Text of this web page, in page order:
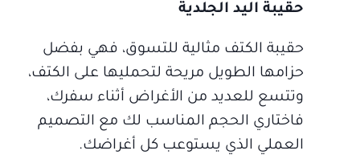
حقيبة اليد الجلدية
حقيبة الكتف مثالية للتسوق، فهي بفضل
حزامها الطويل مريحة لتحمليها على الكتف،
وتتسع للعديد من الأغراض أثناء سفرك،
فاختاري الحجم المناسب لك مع التصميم
العملي الذي يستوعب كل أغراضك.